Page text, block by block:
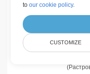
toour cookie policy.
CUSTOMIZE